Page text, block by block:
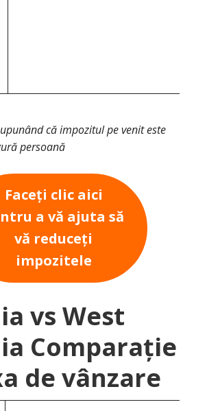
că impozitul pe venit este
persoană
Faceți clic aici
a vă ajuta să
vă reduceți
impozitele
vs West
Comparație
de vânzare